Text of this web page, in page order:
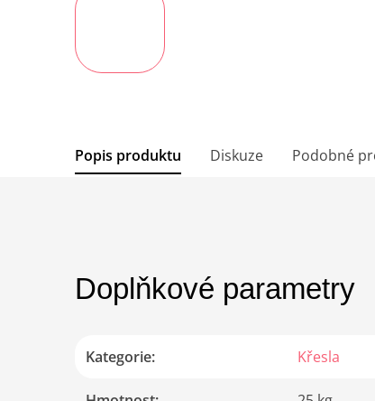
Popis produktu Diskuze Podobné
Doplňkové parametry
Kategorie: Křesla